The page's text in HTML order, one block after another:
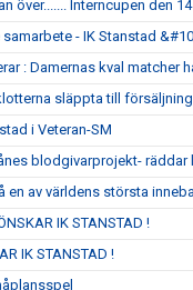
över....... Interncupen den
- IK Stanstad
: Damernas kval matcher
släppta till
i Veteran-SM
blodgivarprojekt- räddar
en av världens största
IK STANSTAD !
IK STANSTAD !